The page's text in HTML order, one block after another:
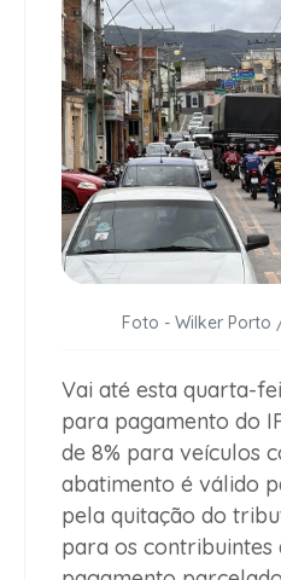
Foto - Wilker Porto
Vai até esta quarta-
para pagamento do
de 8% para veículos
abatimento é válido
pela quitação do
para os contribuintes